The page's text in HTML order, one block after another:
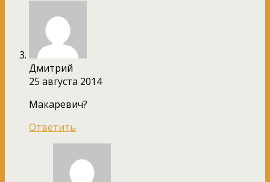
Дмитрий
25 августа 2014
Макаревич?
Ответить